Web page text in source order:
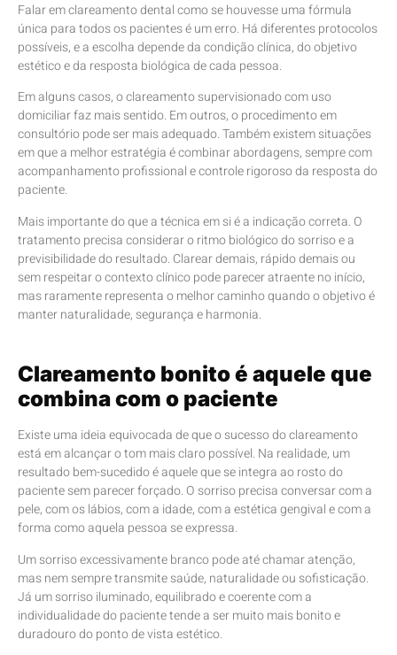
Falar em clareamento dental como se houvesse uma fórmula
única para todos os pacientes é um erro. Há diferentes protocolos
possíveis, e a escolha depende da condição clínica, do objetivo
estético e da resposta biológica de cada pessoa.
Em alguns casos, o clareamento supervisionado com uso
domiciliar faz mais sentido. Em outros, o procedimento em
consultório pode ser mais adequado. Também existem situações
em que a melhor estratégia é combinar abordagens, sempre com
acompanhamento profissional e controle rigoroso da resposta do
paciente.
Mais importante do que a técnica em si é a indicação correta. O
tratamento precisa considerar o ritmo biológico do sorriso e a
previsibilidade do resultado. Clarear demais, rápido demais ou
sem respeitar o contexto clínico pode parecer atraente no início,
mas raramente representa o melhor caminho quando o objetivo é
manter naturalidade, segurança e harmonia.
Clareamento bonito é aquele que
combina com o paciente
Existe uma ideia equivocada de que o sucesso do clareamento
está em alcançar o tom mais claro possível. Na realidade, um
resultado bem-sucedido é aquele que se integra ao rosto do
paciente sem parecer forçado. O sorriso precisa conversar com a
pele, com os lábios, com a idade, com a estética gengival e com a
forma como aquela pessoa se expressa.
Um sorriso excessivamente branco pode até chamar atenção,
mas nem sempre transmite saúde, naturalidade ou sofisticação.
Já um sorriso iluminado, equilibrado e coerente com a
individualidade do paciente tende a ser muito mais bonito e
duradouro do ponto de vista estético.